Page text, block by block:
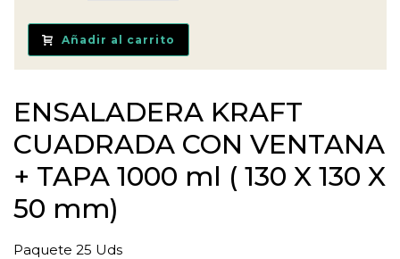
Añadir al carrito
ENSALADERA KRAFT
CUADRADA CON VENTANA
+ TAPA 1000 ml ( 130 X 130 X
50 mm)
Paquete 25 Uds